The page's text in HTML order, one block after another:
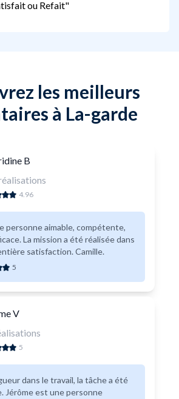
ou Refait"
les meilleurs
à La-garde
B
4.96
personne aimable, compétente,
La mission a été réalisée dans
satisfaction. Camille.
5
V
5
dans le travail, la tâche a été
Jérôme est une personne